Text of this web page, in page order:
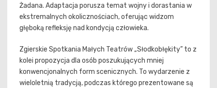
Żadana. Adaptacja porusza temat wojny i dorastania w
ekstremalnych okolicznościach, oferując widzom
głęboką refleksję nad kondycją człowieka.
Zgierskie Spotkania Małych Teatrów „Słodkobłękity” to z
kolei propozycja dla osób poszukujących mniej
konwencjonalnych form scenicznych. To wydarzenie z
wieloletnią tradycją, podczas którego prezentowane są